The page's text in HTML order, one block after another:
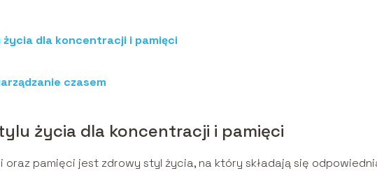
dla koncentracji i pamięci
czasem
życia dla koncentracji i pamięci
pamięci jest zdrowy styl życia, na który składają się